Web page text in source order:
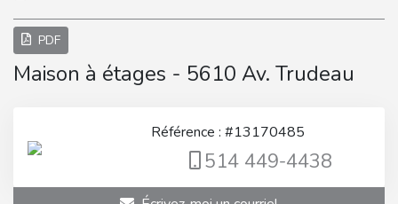
PDF
Maison à étages - 5610 Av. Trudeau
Référence : #13170485
514 449-4438